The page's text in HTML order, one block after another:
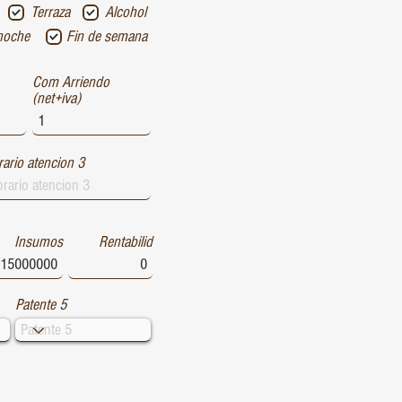
Alcohol
Terraza
Fin de semana
Com Arriendo
(net+iva)
atencion 3
Insumos Rentabilid
Patente 5